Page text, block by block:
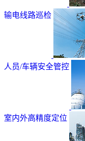
输电线路巡检
人员/车辆安全管控
室内外高精度定位